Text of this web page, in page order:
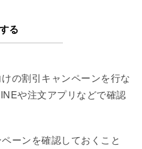
る
の割引キャンペーンを行な
や注文アプリなどで確認
ーンを確認しておくこと